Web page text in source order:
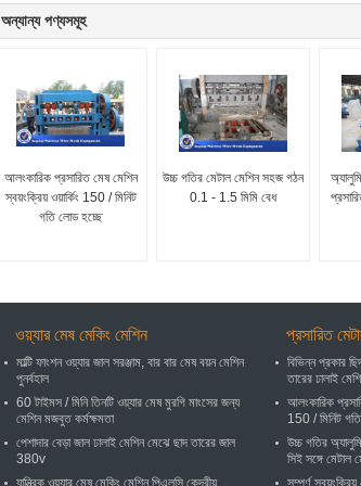
অন্যান্য পণ্যসমূহ
আলংকারিক প্রসারিত মেষ মেশিন
স্বয়ংক্রিয় ওয়ার্কিং 150 / মিনিট
গতি লোড হচ্ছে
উচ্চ গতির মেটাল মেশিন সহজ গঠন
0.1 - 1.5 মিমি বেধ
ওয়্যার মেষ মেকিং মেশিন
মাল্টি ফাংশন ওয়্যার জাল সরঞ্জাম, বার বার মেষ বয়ন মেশিন
পুনর্বহাল
60 টাইমস / মিনি তিনটি ওয়্যার মেষ মুরগি মাংসের জন্য
মেশিন মজবুত কর্মক্ষমতা
পেশাদার বেড়া জাল ঢালাই মেশিন মেঝে ছাদ তারের জাল
380v
যান্ত্রিক ওয়্যার মেষ মেকিং মেশিন পিএলসি কেন্দ্রীয়
প্রসারিত
বিভিন্ন প্রকার
তারের ঢালাই
আলংকারিক
150 / মিনিট
উচ্চ গতির
সিই সঙ্গে মেটাল
সম্পূর্ণ